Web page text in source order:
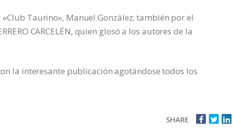
Taurino», Manuel González; también por el
CARCELÉN, quien glosó a los autores de la
la interesante publicación agotándose todos los
SHARE